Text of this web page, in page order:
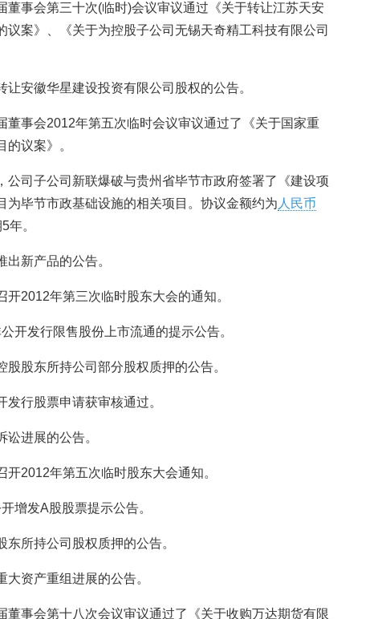
董事会第三十次(临时)会议审议通过《关于转让江苏天安
议案》、《关于为控股子公司无锡天奇精工科技有限公司
让安徽华星建设投资有限公司股权的公告。
董事会2012年第五次临时会议审议通过了《关于国家重
的议案》。
公司子公司新联爆破与贵州省毕节市政府签署了《建设项
为毕节市政基础设施的相关项目。协议金额约为 人民币
年。
出新产品的公告。
开2012年第三次临时股东大会的通知。
开发行限售股份上市流通的提示公告。
股股东所持公司部分股权质押的公告。
行股票申请获审核通过。
讼进展的公告。
开2012年第五次临时股东大会通知。
增发A股股票提示公告。
所持公司股权质押的公告。
大资产重组进展的公告。
董事会第十八次会议审议通过了《关于收购万达期货有限